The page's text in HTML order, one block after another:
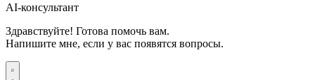
AI-консультант
Здравствуйте! Готова помочь вам.
Напишите мне, если у вас появятся вопросы.